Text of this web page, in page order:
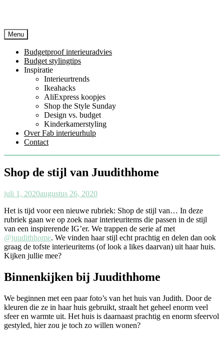
Menu
Budgetproof interieuradvies
Budget stylingtips
Inspiratie
Interieurtrends
Ikeahacks
AliExpress koopjes
Shop the Style Sunday
Design vs. budget
Kinderkamerstyling
Over Fab interieurhulp
Contact
Shop de stijl van Juudithhome
juli 1, 2020augustus 26, 2020
Het is tijd voor een nieuwe rubriek: Shop de stijl van… In deze
rubriek gaan we op zoek naar interieuritems die passen in de stijl
van een inspirerende IG’er. We trappen de serie af met
@juudithhome. We vinden haar stijl echt prachtig en delen dan ook
graag de tofste interieuritems (of look a likes daarvan) uit haar huis.
Kijken jullie mee?
Binnenkijken bij Juudithhome
We beginnen met een paar foto’s van het huis van Judith. Door de
kleuren die ze in haar huis gebruikt, straalt het geheel enorm veel
sfeer en warmte uit. Het huis is daarnaast prachtig en enorm sfeervol
gestyled, hier zou je toch zo willen wonen?